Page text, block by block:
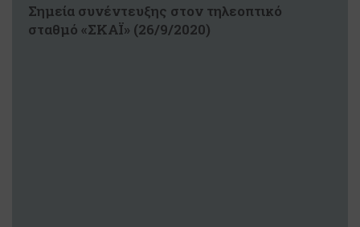
Σημεία συνέντευξης στον τηλεοπτικό
σταθμό «ΣΚΑΪ» (26/9/2020)